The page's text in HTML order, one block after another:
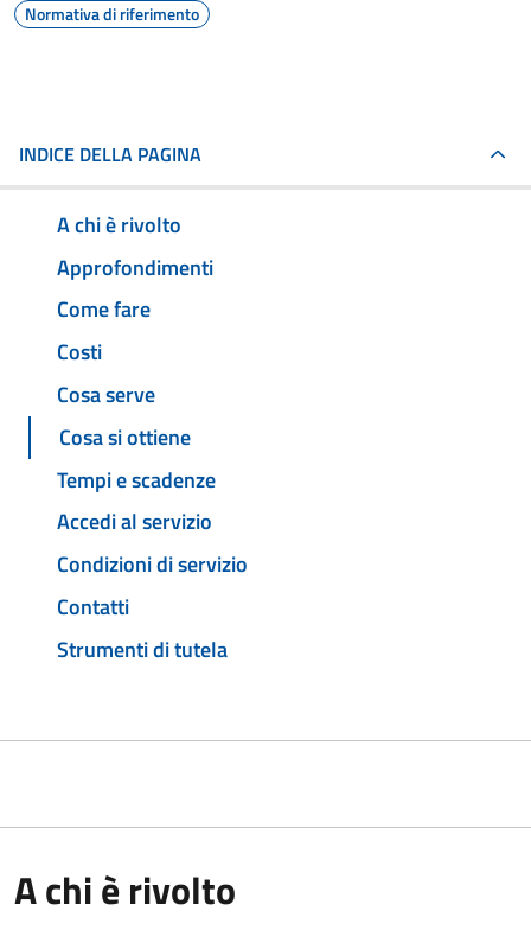
Normativa di riferimento
INDICE DELLA PAGINA
A chi è rivolto
Approfondimenti
Come fare
Costi
Cosa serve
Cosa si ottiene
Tempi e scadenze
Accedi al servizio
Condizioni di servizio
Contatti
Strumenti di tutela
A chi è rivolto